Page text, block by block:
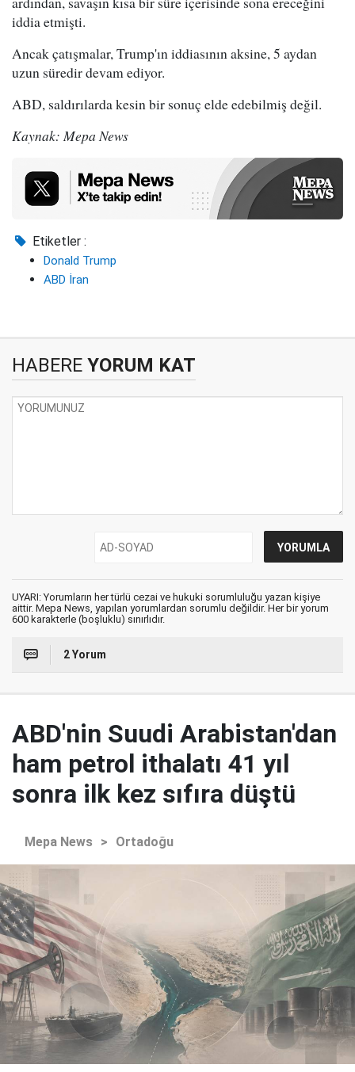
iddia etmişti.
Ancak çatışmalar, Trump'ın iddiasının aksine, 5 aydan
uzun süredir devam ediyor.
ABD, saldırılarda kesin bir sonuç elde edebilmiş değil.
Kaynak: Mepa News
Etiketler :
Donald Trump
ABD İran
HABERE YORUM KAT
UYARI: Yorumların her türlü cezai ve hukuki sorumluluğu yazan kişiye
aittir. Mepa News, yapılan yorumlardan sorumlu değildir. Her bir yorum
600 karakterle (boşluklu) sınırlıdır.
2 Yorum
ABD'nin Suudi Arabistan'dan
ham petrol ithalatı 41 yıl
sonra ilk kez sıfıra düştü
Mepa News > Ortadoğu